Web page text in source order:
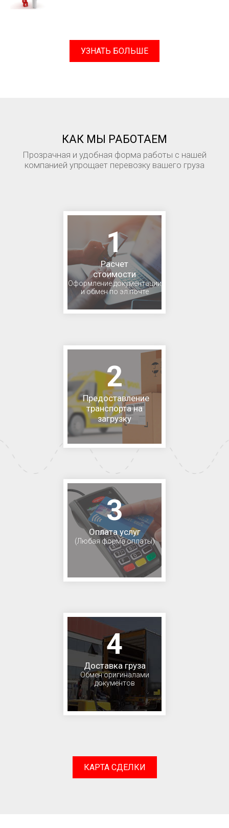
УЗНАТЬ БОЛЬШЕ
КАК МЫ РАБОТАЕМ
Прозрачная и удобная форма работы с нашей
компанией упрощает перевозку вашего груза
1
Расчет
стоимости
Оформление документации
и обмен по эл.почте
2
Предоставление
транспорта на
загрузку
3
Оплата услуг
(Любая форма оплаты)
4
Доставка груза
Обмен оригиналами
документов
КАРТА СДЕЛКИ